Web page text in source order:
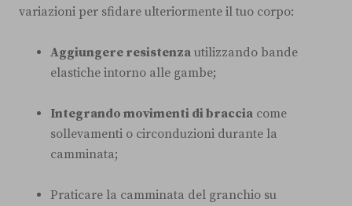
variazioni per sfidare ulteriormente il tuo corpo:
Aggiungere resistenza utilizzando bande
elastiche intorno alle gambe;
Integrando movimenti di braccia come
sollevamenti o circonduzioni durante la
camminata;
Praticare la camminata del granchio su